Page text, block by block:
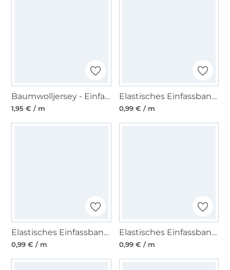
Baumwolljersey - Einfassband quer, gelb
1,95 € / m
Elastisches Einfassband matt, neonrosa
0,99 € / m
Elastisches Einfassband matt, grau
0,99 € / m
Elastisches Einfassband matt, ecru
0,99 € / m